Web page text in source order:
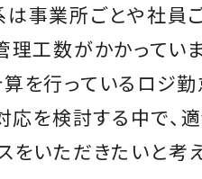
事業所ごとや社員
理工数がかかってい
を行っているロジ勤
応を検討する中で、
をいただきたいと考